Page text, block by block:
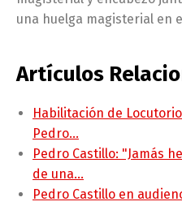
una huelga magisterial en
Artículos
Habilitación de
Pedro…
Pedro Castillo: "Jamás
de una…
Pedro Castillo en